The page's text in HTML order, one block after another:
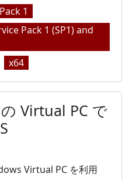
1
Pack 1 (SP1) and
x64
Virtual PC で
Virtual PC を利用